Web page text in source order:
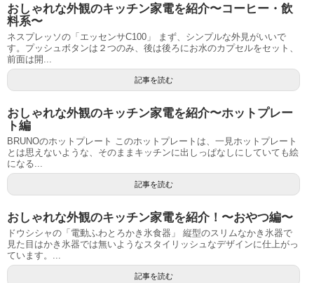
おしゃれな外観のキッチン家電を紹介〜コーヒー・飲
料系〜
ネスプレッソの「エッセンサC100」 まず、シンプルな外見がいいで
す。プッシュボタンは２つのみ、後は後ろにお水のカプセルをセット、
前面は開...
記事を読む
おしゃれな外観のキッチン家電を紹介〜ホットプレー
ト編
BRUNOのホットプレート このホットプレートは、一見ホットプレート
とは思えないような、そのままキッチンに出しっぱなしにしていても絵
になる...
記事を読む
おしゃれな外観のキッチン家電を紹介！〜おやつ編〜
ドウシシャの「電動ふわとろかき氷食器」 縦型のスリムなかき氷器で
見た目はかき氷器では無いようなスタイリッシュなデザインに仕上がっ
ています。...
記事を読む